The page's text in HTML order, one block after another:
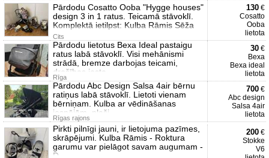
Pārdodu Cosatto Ooba "Hygge houses"
design 3 in 1 ratus. Teicamā stāvoklī.
Komplektā ietilpst: Kulba Rāmis Sēža
Cits
130 €
Cosatto
Ooba
lietota
Pārdodu lietotus Bexa Ideal pastaigu
ratus labā stāvoklī. Visi mehānismi
strādā, bremze darbojas teicami,
drošības josta
Rīga
30 €
Bexa
Bexa ideal
lietota
Pārdodu Abc Design Salsa 4air bērnu
ratiņus labā stāvoklī. Lietoti vienam
bērniņam. Kulba ar vēdināšanas
iespējām, plaši
Rīgas rajons
700 €
Abc design
Salsa 4air
lietota
Pirkti pilnīgi jauni, ir lietojuma pazīmes,
skrāpējumi. Kulba Rāmis - Roktura
garumu var pielāgot savam augumam -
D
200 €
Stokke
V6